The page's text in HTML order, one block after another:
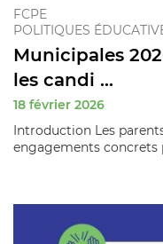
FCPE
POLITIQUES
Municipales
les candi ...
18 février 2026
Introduction Les
engagements concrets